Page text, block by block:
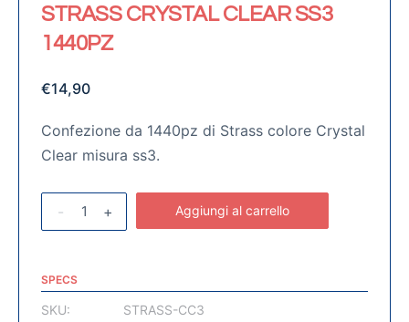
STRASS CRYSTAL CLEAR SS3
1440PZ
€14,90
Confezione da 1440pz di Strass colore Crystal
Clear misura ss3.
- + Aggiungi al carrello
SPECS
SKU:
STRASS-CC3